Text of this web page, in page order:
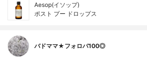
Aesop(イソップ)
ポスト プー ドロップス
バドママ★フォロバ100◎